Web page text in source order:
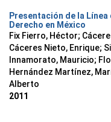
Presentación de la
Derecho en México
Fix Fierro, Héctor;
Cáceres Nieto, Enrique;
Innamorato, Mauricio;
Hernández Martínez,
Alberto
2011